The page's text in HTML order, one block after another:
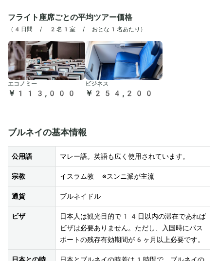
フライト座席ごとの平均ツアー価格
（ 4日間 / 2名1室 / おとな1名あたり ）
エコノミー
￥113,000
ビジネス
￥254,200
ブルネイの基本情報
公用語 マレー語。英語も広く使用されています。
宗教 イスラム教 ※スンニ派が主流
通貨 ブルネイドル
ビザ
日本人は観光目的で14日以内の滞在であれば
ビザは必要ありません。ただし、入国時にパス
ポートの残存有効期間が6ヶ月以上必要です。